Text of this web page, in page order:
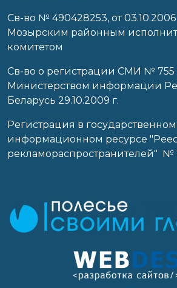
Cв-во № 490428253, от
Мозырским районным
комитетом
Св-во о регистрации СМИ № 755
Министерством информации
Беларусь 29.10.2009 г.
Регистрация в государственном
информационном ресурсе
рекламораспространителей" №